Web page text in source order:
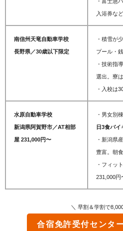
入浴券な
南信州天竜自動車学校
長野県／30歳以下限定
・積雪が
プール・
・技術指
選出。寮
・ 入校は
水原自動車学校
新潟県阿賀野市／AT相部
屋 231,000円〜
・男女別
日3食バイ
・新潟県
豊富。朝
・フィッ
231,000円
＼ 早割＆学割で
合宿免許受付センタ